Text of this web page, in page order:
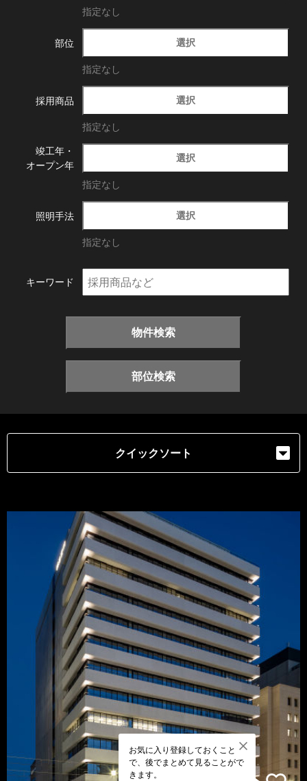
指定なし
部位 選択
指定なし
採用商品 選択
指定なし
竣工年・
オープン年
選択
指定なし
照明手法 選択
指定なし
キーワード
物件検索
部位検索
クイックソート
お気に入り登録しておくこと
で、後でまとめて見ることがで
きます。